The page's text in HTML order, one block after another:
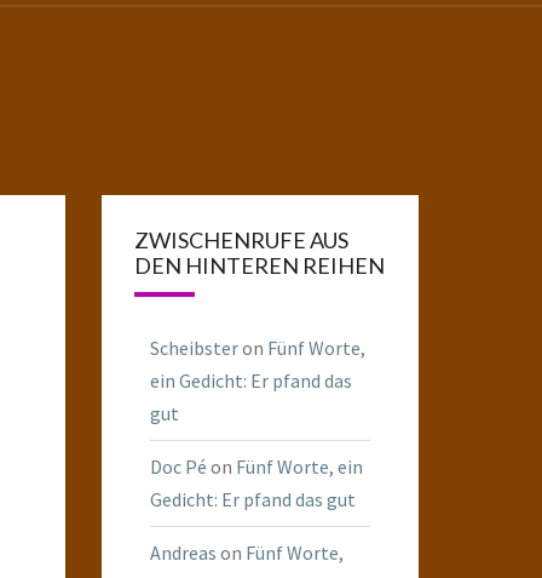
ZWISCHENRUFE AUS
DEN HINTEREN REIHEN
Scheibsteron Fünf Worte,
ein Gedicht: Er pfand das
gut
Doc Pé on Fünf Worte, ein
Gedicht: Er pfand das gut
Andreas on Fünf Worte,